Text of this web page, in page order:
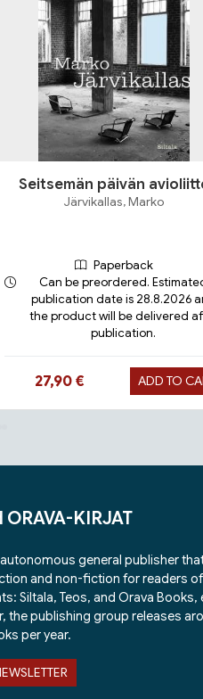
Seitsemän päivän
Järvikallas, Marko
Paperback
Can be preordered.
publication date is 28.8.2026
the product will be delivered
publication.
Hinta nyt
27,90 € ADD TO
ORAVA-KIRJAT
general publisher
and non-fiction for readers
Siltala, Teos, and Orava Books,
the publishing group releases
per year.